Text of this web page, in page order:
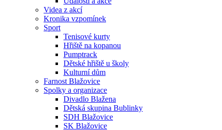
Videa z akcí
Kronika vzpomínek
Sport
Tenisové kurty
Hřiště na kopanou
Pumptrack
Dětské hřiště u školy
Kulturní dům
Farnost Blažovice
Spolky a organizace
Divadlo Blažena
Dětská skupina Bublinky
SDH Blažovice
SK Blažovice